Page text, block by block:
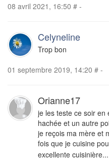
08 avril 2021, 16:50 # -
Celyneline
Trop bon
01 septembre 2019, 14:20 # -
Orianne17
je les teste ce soir en
hachée et un autre
je reçois ma mère et
fois que je cuisine
excellente